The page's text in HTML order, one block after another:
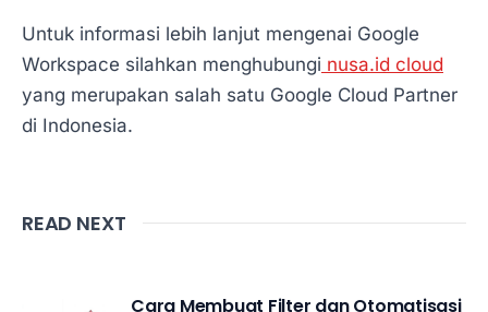
Untuk informasi lebih lanjut mengenai Google
Workspace silahkan menghubungi nusa.id cloud
yang merupakan salah satu Google Cloud Partner
di Indonesia.
READ NEXT
Cara Membuat Filter dan Otomatisasi